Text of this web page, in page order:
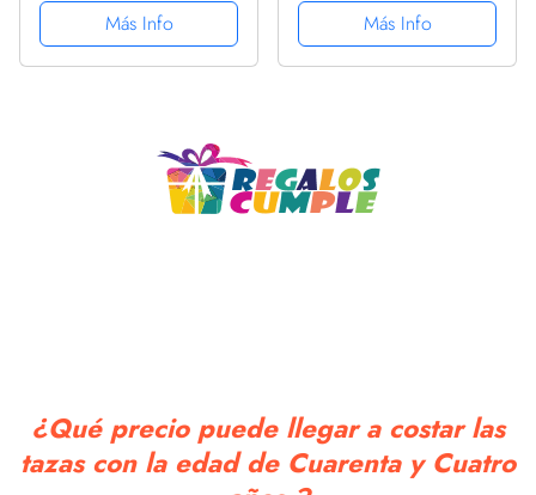
Más Info
cerámica 11 onzas,
regalo broma mujeres
hombres, regalos
Más Info
¿Qué precio puede llegar a costar las
tazas con la edad de Cuarenta y Cuatro